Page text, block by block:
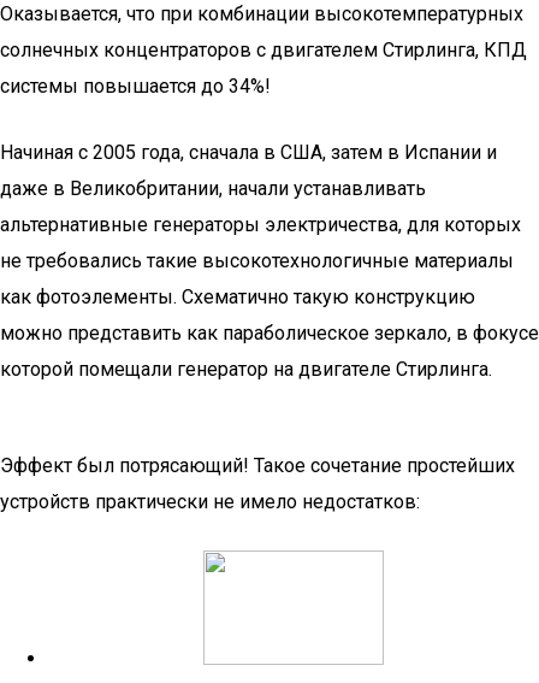
Оказывается, что при комбинации высокотемпературных
солнечных концентраторов с двигателем Стирлинга, КПД
системы повышается до 34%!
Начиная с 2005 года, сначала в США, затем в Испании и
даже в Великобритании, начали устанавливать
альтернативные генераторы электричества, для которых
не требовались такие высокотехнологичные материалы
как фотоэлементы. Схематично такую конструкцию
можно представить как параболическое зеркало, в фокусе
которой помещали генератор на двигателе Стирлинга.
Эффект был потрясающий! Такое сочетание простейших
устройств практически не имело недостатков: